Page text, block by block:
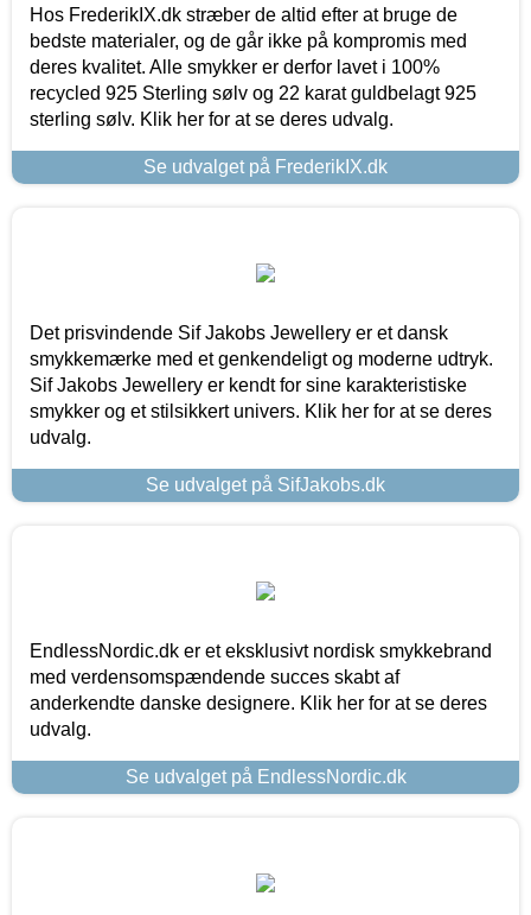
Hos FrederikIX.dk stræber de altid efter at bruge de
bedste materialer, og de går ikke på kompromis med
deres kvalitet. Alle smykker er derfor lavet i 100%
recycled 925 Sterling sølv og 22 karat guldbelagt 925
sterling sølv. Klik her for at se deres udvalg.
Se udvalget på FrederikIX.dk
Det prisvindende Sif Jakobs Jewellery er et dansk
smykkemærke med et genkendeligt og moderne udtryk.
Sif Jakobs Jewellery er kendt for sine karakteristiske
smykker og et stilsikkert univers. Klik her for at se deres
udvalg.
Se udvalget på SifJakobs.dk
EndlessNordic.dk er et eksklusivt nordisk smykkebrand
med verdensomspændende succes skabt af
anderkendte danske designere. Klik her for at se deres
udvalg.
Se udvalget på EndlessNordic.dk